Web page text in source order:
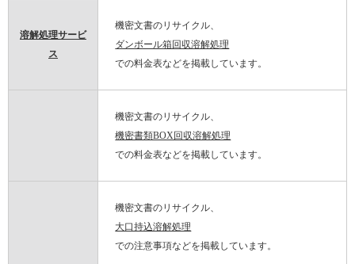
溶解処理サービ
ス
機密文書のリサイクル、
ダンボール箱回収溶解処理
での料金表などを掲載しています。
機密文書のリサイクル、
機密書類BOX回収溶解処理
での料金表などを掲載しています。
機密文書のリサイクル、
大口持込溶解処理
での注意事項などを掲載しています。